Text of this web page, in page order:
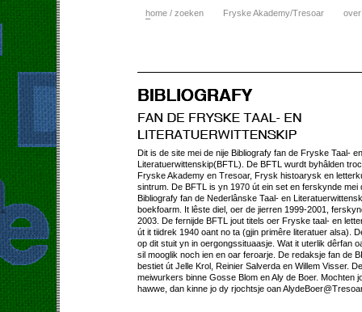
home / zoeken Fryske Akademy/Tresoar
Dit is de site mei de nije Bibliografy fan de Fryske Taal- en
Literatuerwittenskip(BFTL). De BFTL wurdt byhâlden
Fryske Akademy en Tresoar, Frysk histoarysk en
sintrum. De BFTL is yn 1970 út ein set en ferskynde mei
Bibliografy fan de Nederlânske Taal- en
boekfoarm. It lêste diel, oer de jierren 1999-2001,
2003. De fernijde BFTL jout titels oer Fryske taal- en
út it tiidrek 1940 oant no ta (gjin primêre literatuer alsa).
op dit stuit yn in oergongssituaasje. Wat it uterlik dêrfan
sil mooglik noch ien en oar feroarje. De redaksje fan de
bestiet út Jelle Krol, Reinier Salverda en Willem Visser. De
meiwurkers binne Gosse Blom en Aly de Boer. Mochten
hawwe, dan kinne jo dy rjochtsje oan